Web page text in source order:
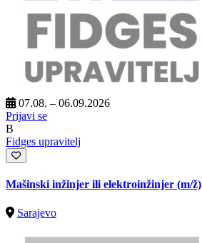
07.08. – 06.09.2026
Prijavi se
B
Fidges upravitelj
Mašinski inžinjer ili elektroinžinjer (m/ž)
Sarajevo